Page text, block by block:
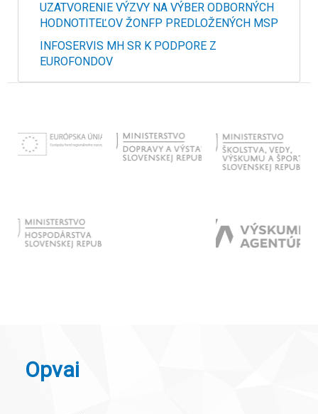
UZATVORENIE VÝZVY NA VÝBER ODBORNÝCH
HODNOTITEĽOV ŽONFP PREDLOŽENÝCH MSP
INFOSERVIS MH SR K PODPORE Z
EUROFONDOV
Opvai